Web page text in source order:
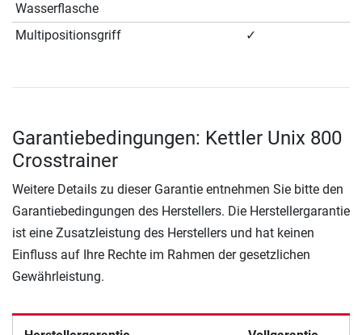
Wasserflasche
Multipositionsgriff ✓
Garantiebedingungen: Kettler Unix 800
Crosstrainer
Weitere Details zu dieser Garantie entnehmen Sie bitte den
Garantiebedingungen des Herstellers. Die Herstellergarantie
ist eine Zusatzleistung des Herstellers und hat keinen
Einfluss auf Ihre Rechte im Rahmen der gesetzlichen
Gewährleistung.